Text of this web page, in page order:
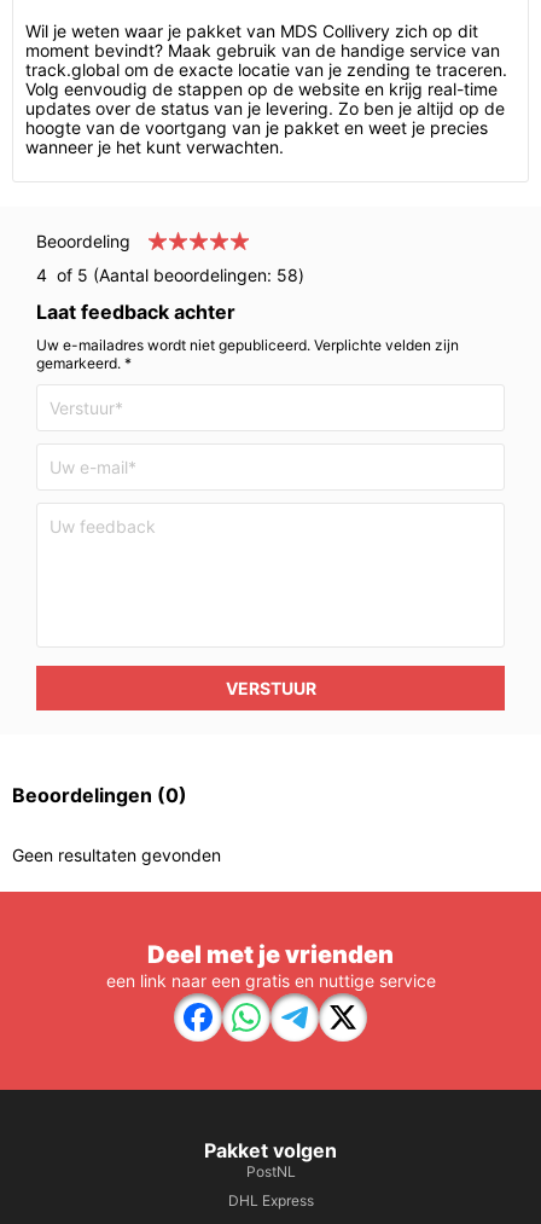
Wil je weten waar je pakket van MDS Collivery zich op dit
moment bevindt? Maak gebruik van de handige service van
track.global om de exacte locatie van je zending te traceren.
Volg eenvoudig de stappen op de website en krijg real-time
updates over de status van je levering. Zo ben je altijd op de
hoogte van de voortgang van je pakket en weet je precies
wanneer je het kunt verwachten.
Beoordeling
4 of 5 (Aantal beoordelingen: 58)
Laat feedback achter
Uw e-mailadres wordt niet gepubliceerd. Verplichte velden zijn
gemarkeerd. *
VERSTUUR
Beoordelingen (0)
Geen resultaten gevonden
Deel met je vrienden
een link naar een gratis en nuttige service
Pakket volgen
PostNL
DHL Express